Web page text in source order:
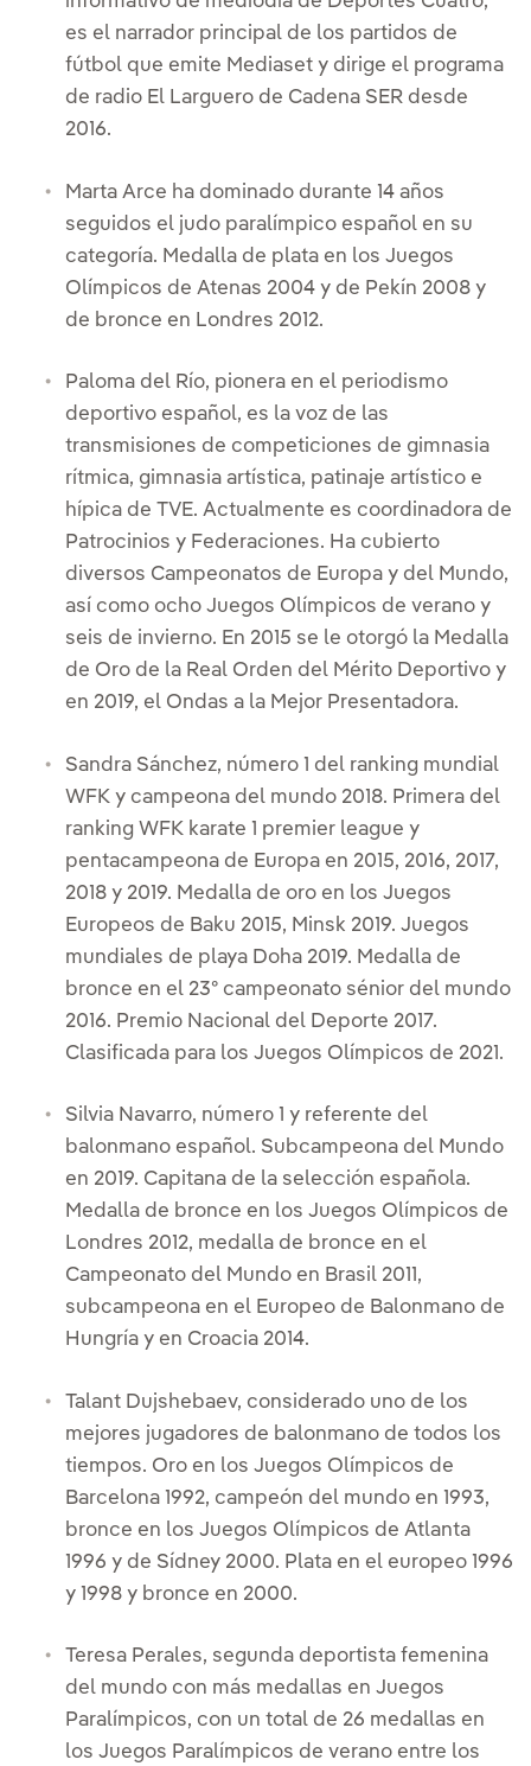
es el narrador principal de los partidos de
fútbol que emite Mediaset y dirige el programa
de radio El Larguero de Cadena SER desde
2016.
Marta Arce ha dominado durante 14 años
seguidos el judo paralímpico español en su
categoría. Medalla de plata en los Juegos
Olímpicos de Atenas 2004 y de Pekín 2008 y
de bronce en Londres 2012.
Paloma del Río, pionera en el periodismo
deportivo español, es la voz de las
transmisiones de competiciones de gimnasia
rítmica, gimnasia artística, patinaje artístico e
hípica de TVE. Actualmente es coordinadora de
Patrocinios y Federaciones. Ha cubierto
diversos Campeonatos de Europa y del Mundo,
así como ocho Juegos Olímpicos de verano y
seis de invierno. En 2015 se le otorgó la Medalla
de Oro de la Real Orden del Mérito Deportivo y
en 2019, el Ondas a la Mejor Presentadora.
Sandra Sánchez, número 1 del ranking mundial
WFK y campeona del mundo 2018. Primera del
ranking WFK karate 1 premier league y
pentacampeona de Europa en 2015, 2016, 2017,
2018 y 2019. Medalla de oro en los Juegos
Europeos de Baku 2015, Minsk 2019. Juegos
mundiales de playa Doha 2019. Medalla de
bronce en el 23º campeonato sénior del mundo
2016. Premio Nacional del Deporte 2017.
Clasificada para los Juegos Olímpicos de 2021.
Silvia Navarro, número 1 y referente del
balonmano español. Subcampeona del Mundo
en 2019. Capitana de la selección española.
Medalla de bronce en los Juegos Olímpicos de
Londres 2012, medalla de bronce en el
Campeonato del Mundo en Brasil 2011,
subcampeona en el Europeo de Balonmano de
Hungría y en Croacia 2014.
Talant Dujshebaev, considerado uno de los
mejores jugadores de balonmano de todos los
tiempos. Oro en los Juegos Olímpicos de
Barcelona 1992, campeón del mundo en 1993,
bronce en los Juegos Olímpicos de Atlanta
1996 y de Sídney 2000. Plata en el europeo 1996
y 1998 y bronce en 2000.
Teresa Perales, segunda deportista femenina
del mundo con más medallas en Juegos
Paralímpicos, con un total de 26 medallas en
los Juegos Paralímpicos de verano entre los